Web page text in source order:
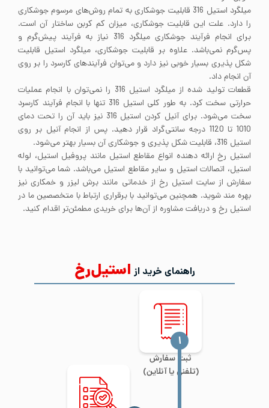
میلگرد استیل 316 قابلیت جوشکاری به تمام روش‌های مرسوم جوشکاری
را دارد. علت این قابلیت جوشکاری، میزان کم کربن ساختار آن است.
برای انجام فرآیند جوشکاری میلگرد 316 نیاز به فرآیند پیش‌گرم و
پس‌گرم نمی‌باشد. علاوه بر قابلیت جوشکاری، میلگرد استیل قابلیت
شکل پذیری بسیار خوبی نیز دارد و می‌توان فرآیندهای کارسرد را بر روی
آن انجام داد.
قطعات تولید شده از میلگرد استیل 316 را نمی‌توان با انجام عملیات
حرارتی سخت کرد. به طور کلی استیل 316 تنها با انجام فرآیند کارسرد
سخت می‌شود. برای آنیل کردن استیل 316 نیز باید آن را تحت دمای
1010 تا 1120 درجه سانتی‌گراد قرار دهید. پس از انجام آنیل بر روی
استیل 316، قابلیت شکل پذیری و جوشکاری آن بسیار بهتر می‌شود.
استیل رخ ارائه دهنده انواع مقاطع استیل مانند پروفیل استیل، لوله
استیل، اتصالات استیل و سایر مقاطع استیل می‌باشد. شما می‌توانید با
سفارش از سایت استیل رخ از خدماتی مانند برش لیزر و خمکاری نیز
بهره مند شوید. همچنین می‌توانید با برقراری ارتباط با متخصصین ما در
استیل رخ و دریافت مشاوره از آن‌ها برای خریدی مطمئن‌تر اقدام کنید.
راهنمای خرید از استیل‌رخ
ثبت سفارش
(تلفنی یا آنلاین)
‍۱